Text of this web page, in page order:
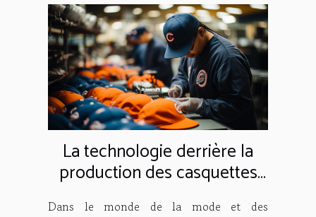
La technologie derrière la
production des casquettes
NY officielles
Dans le monde de la mode et des